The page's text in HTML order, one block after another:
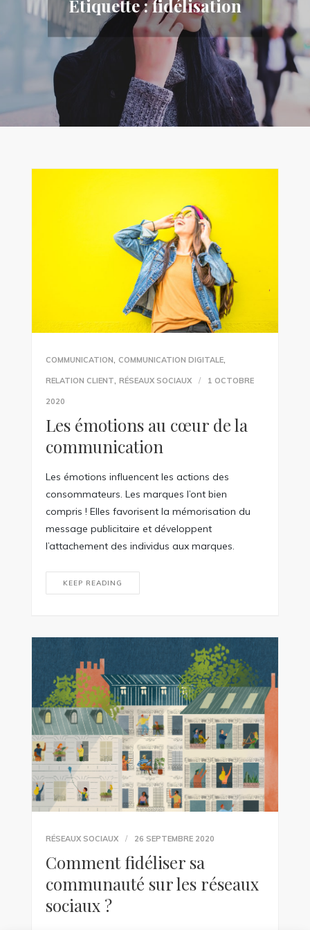
Étiquette :fidélisation
COMMUNICATION, COMMUNICATION DIGITALE,
RELATION CLIENT, RÉSEAUX SOCIAUX 1 OCTOBRE
2020
Les émotions au cœur de la
communication
Les émotions influencent les actions des
consommateurs. Les marques l’ont bien
compris ! Elles favorisent la mémorisation du
message publicitaire et développent
l’attachement des individus aux marques.
KEEP READING
RÉSEAUX SOCIAUX 26 SEPTEMBRE 2020
Comment fidéliser sa
communauté sur les réseaux
sociaux ?